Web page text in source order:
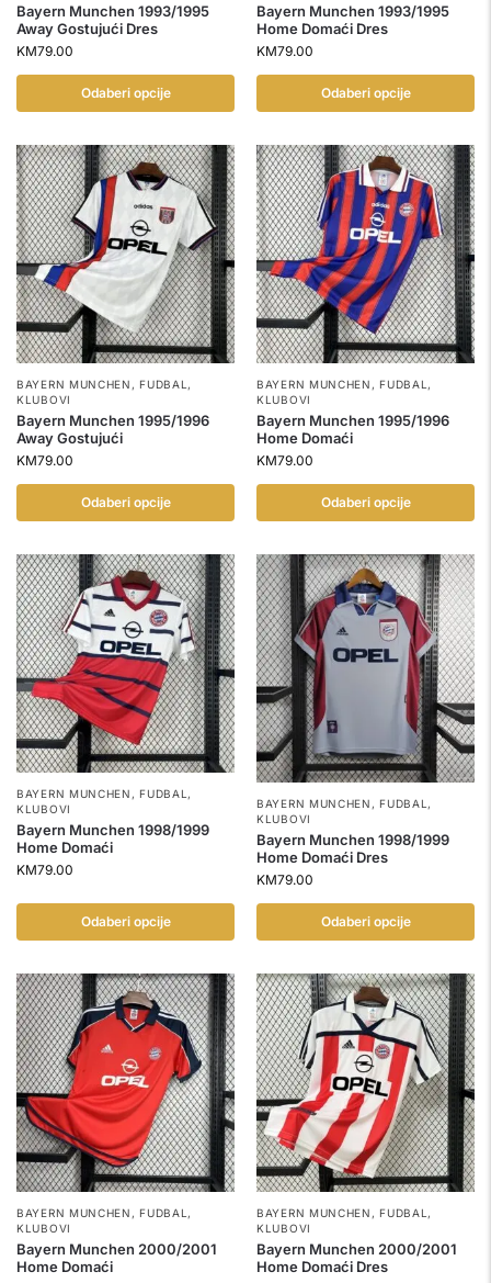
Bayern Munchen 1993/1995
Away Gostujući Dres
KM79.00
Odaberi opcije
Bayern Munchen 1993/1995
Home Domaći Dres
KM79.00
Odaberi opcije
BAYERN MUNCHEN ,FUDBAL ,
KLUBOVI
Bayern Munchen 1995/1996
Away Gostujući
KM79.00
Odaberi opcije
BAYERN MUNCHEN ,FUDBAL ,
KLUBOVI
Bayern Munchen 1995/1996
Home Domaći
KM79.00
Odaberi opcije
BAYERN MUNCHEN ,FUDBAL ,
KLUBOVI
Bayern Munchen 1998/1999
Home Domaći
KM79.00
Odaberi opcije
BAYERN MUNCHEN ,FUDBAL ,
KLUBOVI
Bayern Munchen 1998/1999
Home Domaći Dres
KM79.00
Odaberi opcije
BAYERN MUNCHEN ,FUDBAL ,
KLUBOVI
Bayern Munchen 2000/2001
Home Domaći
BAYERN MUNCHEN ,FUDBAL ,
KLUBOVI
Bayern Munchen 2000/2001
Home Domaći Dres